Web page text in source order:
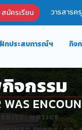
สมัครเรียน วารสารค
กประสบการณ์ฯ กิจ
จกรรม
NOTICE